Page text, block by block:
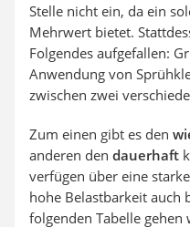
Stelle nicht ein, da ein
Mehrwert bietet.
Folgendes aufgefallen:
Anwendung von
zwischen zwei
Zum einen gibt es den
anderen den dauerhaft
verfügen über eine
hohe Belastbarkeit auch
folgenden Tabelle